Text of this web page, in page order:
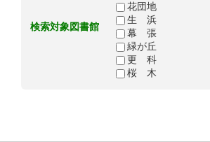
検索対象図書館
花団地
生 浜
幕 張
緑が丘
更 科
桜 木